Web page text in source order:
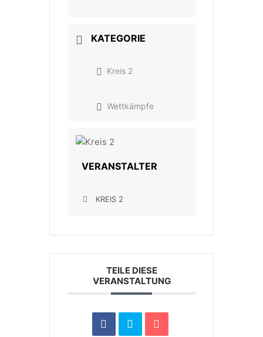
KATEGORIE
Kreis 2
Wettkämpfe
VERANSTALTER
KREIS 2
TEILE DIESE
VERANSTALTUNG